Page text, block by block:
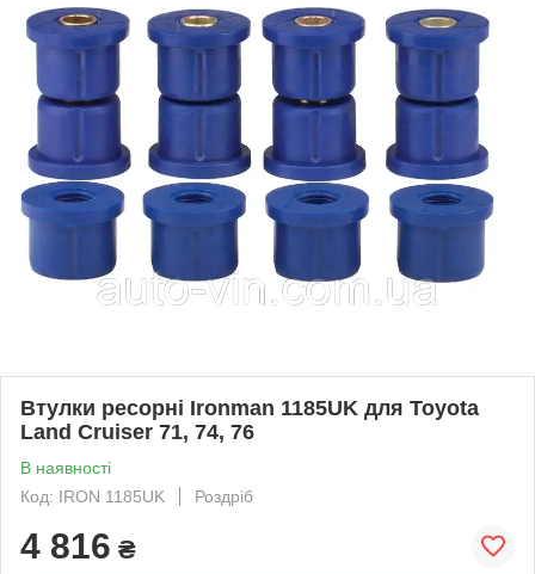
Втулки ресорні Ironman 1185UK для Toyota
Land Cruiser 71, 74, 76
В наявності
Код: IRON 1185UK
Роздріб
4 816 ₴